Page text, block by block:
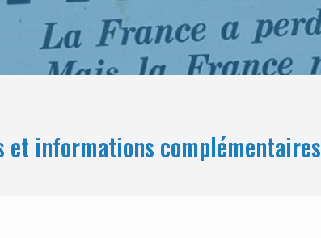
et informations complémentaires